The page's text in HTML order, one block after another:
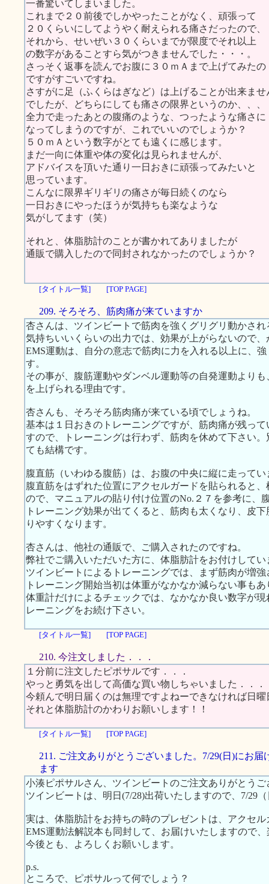
一番驚いてしまいました。
これまで２０前後でしかやったことがなく、頑張って
２０くらいにしてようやく耐えられる痛さだったので、
それから、せいぜい３０くらいまでが限度でそれ以上
の数字があることすら気がつきませんでした・・・。
さっそく返事を読んでお腹に３０ｍＡまで上げてみたの
ですがすごいですね。
さすがに足（ふくらはぎなど）は上げることが出来ませ
でしたが、どちらにしても痛さの限界というのか、、、
全力で走ったあとの腹痛のような、つったような痛さに
なってしまうのですが、これでいいのでしょうか？
５０ｍＡという数字がとても遠くに感じます。
まだ一向に体重や体の変化は見られませんが、
アドバイスを頂いた通り一日おきに頑張ってみたいと
思っています。
こんなに限界ギリギリの痛さが毎日続くのなら
一日おきにやったほうが気持ちも楽なような
気がしてます（笑）
それと、体脂肪計のことが書かれてありましたが
通販で購入したので同封されなかったのでしょうか？
[タイトル一覧] [TOP PAGE]
209. そろそろ、筋肉痛が来ていますか
杏さんは、ツインビートで筋肉を強くグリグリ動かさ
気持ちいいくらいの出力では、効果が上がらないので
EMS運動は、自分の意志で筋肉に力を入れる以上に、
す。
その事が、腹筋運動やダンベル運動等の自発運動より
を上げられる理由です。
杏さんも、そろそろ筋肉痛が来ている頃でしょうね。
基本は１日おきのトレーニングですが、筋肉痛が残っ
すので、トレーニングは行わず、筋肉を休めて下さい
ても結構です。
腹直筋（いわゆる腹筋）は、お腹の中央に縦に走ってい
腹直筋をはずれた位置にアクセルガードを貼られると
ので、マニュアルの貼り付け位置のNo.２７を参考に、
トレーニング効果が出てくると、筋肉も太くなり、皮
りやすくなります。
杏さんは、他社の通販で、ご購入されたのですね。
弊社でご購入いただいた方に、体脂肪計をお付けして
ツインビートによるトレーニングでは、まず筋肉が増
トレーニング開始当初は体重がなかなか減らない事もあ
体重計だけによるチェックでは、なかなか良い数字が
レーニングをお続け下さい。
[タイトル一覧] [TOP PAGE]
210. 今注文しました．．．
１分前に注文したピポサルです．．．
やっと勇気を出して高価な買い物しちゃいました．．．
今頼んで明日届くのは無理ですよねーできなければ日
それと体脂肪計のかわりお願いします！！
[タイトル一覧] [TOP PAGE]
211. ご注文ありがとうございました。7/29(日)にお届
ます
小湊ピポサルさん、ツインビートのご注文ありがとうご
ツインビートは、明日(7/28)出荷いたしますので、7/29
実は、体脂肪計をお持ちの時のプレゼントは、アクセ
EMS運動法解説本も同封して、お届けいたしますので
今後とも、よろしくお願いします。
p.s.
ところで、ピポサルって何でしょう？